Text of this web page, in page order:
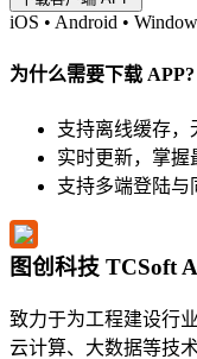
iOS • Android •
为什么需要下载 APP?
支持离线缓存，
实时更新，掌握
支持多端登陆与
图创科技 TCSoft
致力于为工程建设行
云计算、大数据等技